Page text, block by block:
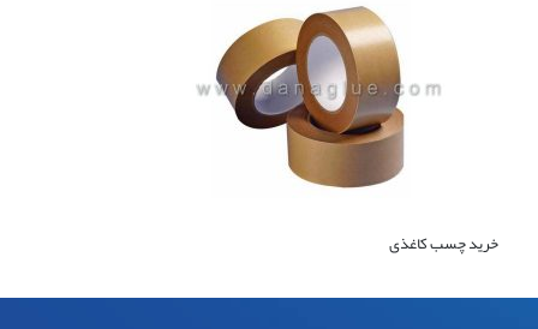
خرید چسب کاغذی